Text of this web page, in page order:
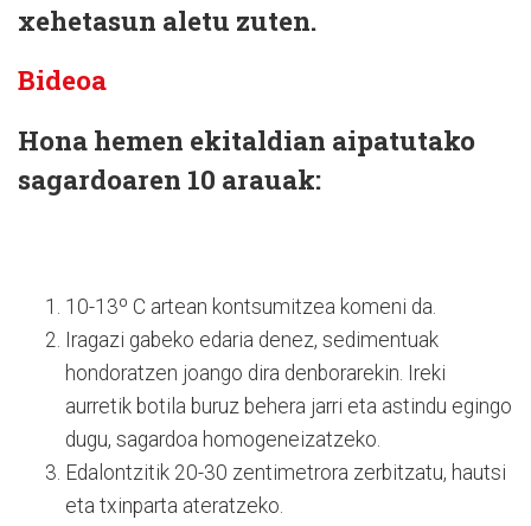
xehetasun aletu zuten.
Bideoa
Hona hemen ekitaldian aipatutako
sagardoaren 10 arauak:
10-13º C artean kontsumitzea komeni da.
Iragazi gabeko edaria denez, sedimentuak
hondoratzen joango dira denborarekin. Ireki
aurretik botila buruz behera jarri eta astindu egingo
dugu, sagardoa homogeneizatzeko.
Edalontzitik 20-30 zentimetrora zerbitzatu, hautsi
eta txinparta ateratzeko.